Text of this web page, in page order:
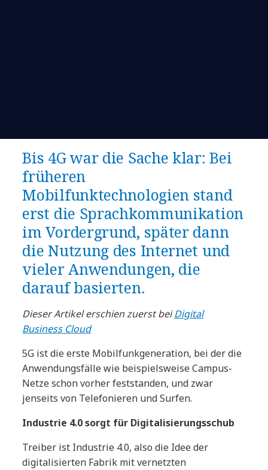
Bis 4G war die Sache klar: Bei
früheren
Mobilfunktechnologien stand
erst die Sprachkommunikation
im Vordergrund, später dann
die Nutzung des Internet und
vieler Anwendungen, die
darauf basierten.
Dieser Artikel erschien zuerst beiDigital
Business Cloud
5G ist die erste Mobilfunkgeneration, bei der die
Anwendungsfälle wie beispielsweise Campus-
Netze schon vorher feststanden, und zwar
jenseits von Telefonieren und Surfen.
Industrie 4.0 sorgt für Digitalisierungsschub
Treiber ist Industrie 4.0, also die Idee der
digitalisierten Fabrik mit vernetzten